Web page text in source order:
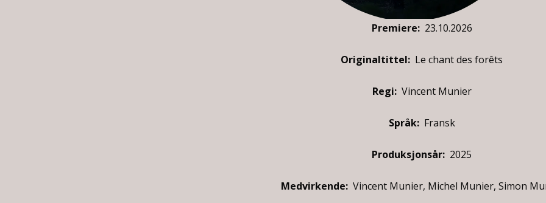
Premiere: 23.10.2026
Originaltittel: Le chant des forêts
Regi: Vincent Munier
Språk: Fransk
Produksjonsår: 2025
Medvirkende: Vincent Munier, Michel Munier, Simon